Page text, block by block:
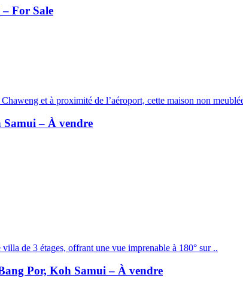
For Sale
et à proximité de l’aéroport, cette maison non
Samui – À vendre
de 3 étages, offrant une vue imprenable à 180° sur ..
Por, Koh Samui – À vendre